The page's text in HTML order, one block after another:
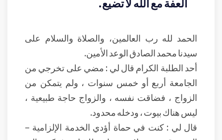
الحمد لله رب العالمين، والصلاة والسلام على
سيدنا محمد الصادق الوعد الأمين.
أحد الطلبة الكرام قال لي : مضي على تخرجي من
الجامعة أربع أو خمس سنوات ، ولم يتمكن من
الزواج ، فضاقت نفسه ، والزواج حاجة طبيعية ،
ليس هناك بيوت ، ودخله محدود.
قال لي : كنت في حماة أؤدي الخدمة الإلزامية –